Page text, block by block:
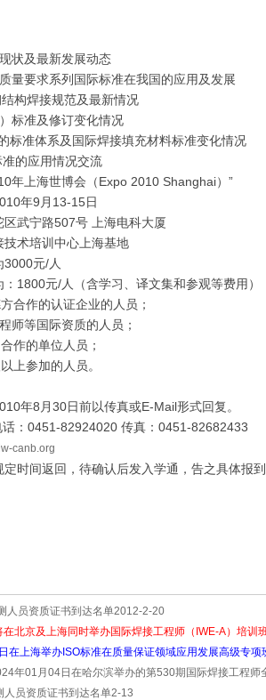
状及最新发展动态
量要求系列国际标准在我国的应用及发展
构焊接规范及最新情况
标准及修订变化情况
标准体系及国际焊接填充材料标准变化情况
的应用情况交流
年上海世博会（Expo 2010 Shanghai）”
年9月13-15日
区武宁路507号 上海电科大厦
术培训中心上海基地
3000元/人
1800元/人（含学习、译文集和参观等费用）
合作的认证企业的人员；
师等国际资质的人员；
作的单位人员；
上参加的人员。
年8月30日前以传真或E-Mail形式回复。
：0451-82924020 传真：0451-82682433
canb.org
时间返回，待确认后发入学通，告之具体报
人员资质证书到达名单2012-2-20
北京及上海同时举办国际焊接工程师（IWE-A）培训
在上海举办ISO标准在质量保证领域应用发展高级专项
年01月04日在哈尔滨举办的第530期国际焊接工程师
报名！
人员资质证书到达名单2-13